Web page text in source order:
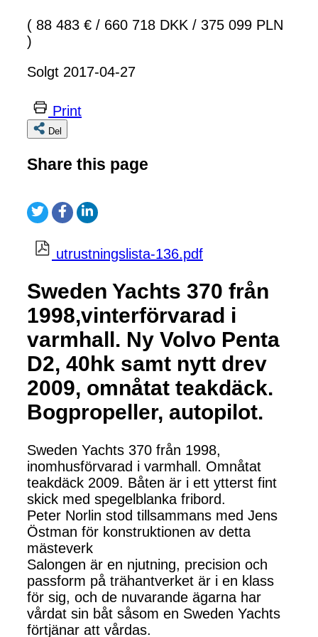
( 88 483 € / 660 718 DKK / 375 099 PLN
)
Solgt 2017-04-27
Print
Del
Share this page
utrustningslista-136.pdf
Sweden Yachts 370 från
1998,vinterförvarad i
varmhall. Ny Volvo Penta
D2, 40hk samt nytt drev
2009, omnåtat teakdäck.
Bogpropeller, autopilot.
Sweden Yachts 370 från 1998,
inomhusförvarad i varmhall. Omnåtat
teakdäck 2009. Båten är i ett ytterst fint
skick med spegelblanka fribord.
Peter Norlin stod tillsammans med Jens
Östman för konstruktionen av detta
mästeverk
Salongen är en njutning, precision och
passform på trähantverket är i en klass
för sig, och de nuvarande ägarna har
vårdat sin båt såsom en Sweden Yachts
förtjänar att vårdas.